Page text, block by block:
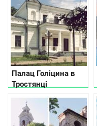
Палац Голіцина в
Тростянці